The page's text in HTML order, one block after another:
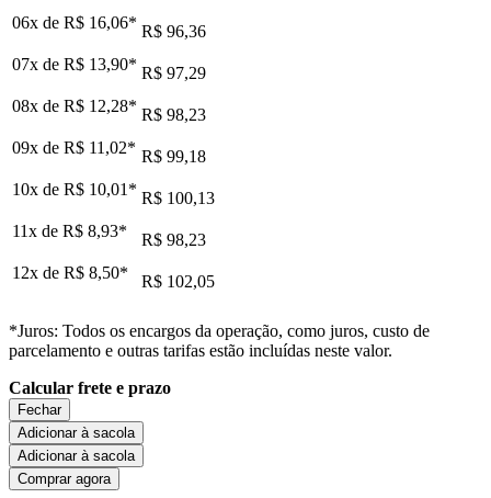
06x de R$ 16,06* R$ 96,36
07x de R$ 13,90* R$ 97,29
08x de R$ 12,28* R$ 98,23
09x de R$ 11,02* R$ 99,18
10x de R$ 10,01 * R$ 100,13
11x de R$ 8,93*
R$ 98,23
12x de R$ 8,50* R$ 102,05
*Juros: Todos os encargos da operação, como juros, custo de
parcelamento e outras tarifas estão incluídas neste valor.
Calcular frete e prazo
Fechar
Adicionar à sacola
Adicionar à sacola
Comprar agora